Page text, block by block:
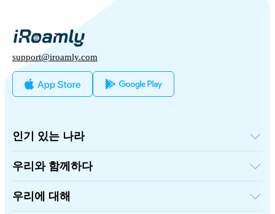
support@iroamly.com
인기 있는 나라
미국
영국
터키
프랑스
태국
일본
우리와 함께하다
도매 플랫폼
추천하고 벌다
제휴 프로그램
API 문서
우리에 대해
iRoamly에 대하여